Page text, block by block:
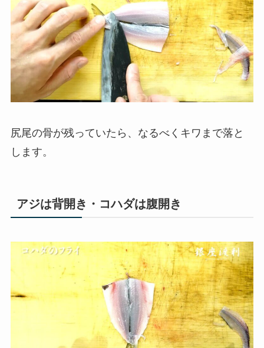
尻尾の骨が残っていたら、なるべくキワまで落と
します。
アジは背開き・コハダは腹開き